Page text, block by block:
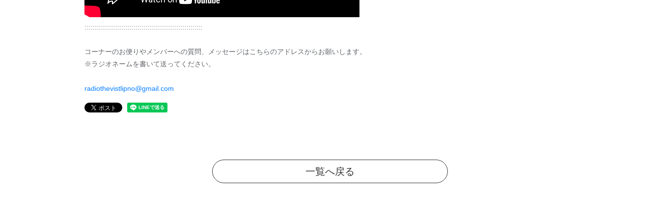
::::::::::::::::::::::::::::::::::::::::::::::::::::::::::::
コーナーのお便りやメンバーへの質問、メッセージはこちらのアドレスからお願いします。
※ラジオネームを書いて送ってください。
radiothevistlipno@gmail.com
一覧へ戻る